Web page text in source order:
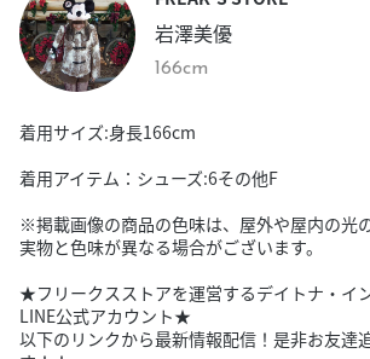
岩澤美優
166cm
着用サイズ:身長166cm
着用アイテム：シューズ:6その他F
※掲載画像の商品の色味は、屋外や屋内の光
実物と色味が異なる場合がございます。
★フリークスストアを運営するデイトナ・イ
LINE公式アカウント★
以下のリンクから最新情報配信！是非お友達